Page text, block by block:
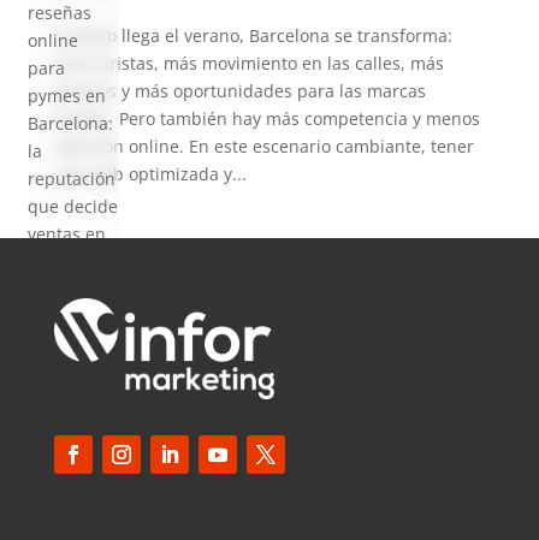
Cuando llega el verano, Barcelona se transforma:
más turistas, más movimiento en las calles, más
eventos y más oportunidades para las marcas
locales. Pero también hay más competencia y menos
atención online. En este escenario cambiante, tener
una web optimizada y...
reseñas
online
para
pymes en
Barcelona:
la
reputación
que decide
ventas en
SEO local
para
pymes en
aparecer
en Google